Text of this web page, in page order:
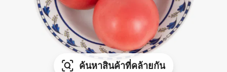
ค้นหาสินค้าที่คล้ายกัน